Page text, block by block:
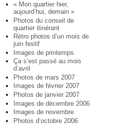
« Mon quartier hier,
aujourd’hui, demain »
Photos du conseil de
quartier itinérant
Rétro photos d’un mois de
juin festif
Images de printemps
Ça s’est passé au mois
d’avril
Photos de mars 2007
Images de février 2007
Photos de janvier 2007
Images de décembre 2006
Images de novembre
Photos d’octobre 2006